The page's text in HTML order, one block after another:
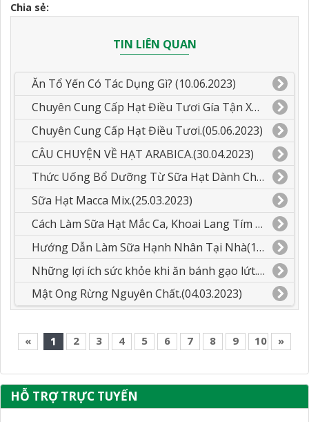
Chia sẻ:
TIN LIÊN QUAN
Ăn Tổ Yến Có Tác Dụng Gì? (10.06.2023)
Chuyên Cung Cấp Hạt Điều Tươi Gía Tận Xưởng.(05.06.2023)
Chuyên Cung Cấp Hạt Điều Tươi.(05.06.2023)
CÂU CHUYỆN VỀ HẠT ARABICA.(30.04.2023)
Thức Uống Bổ Dưỡng Từ Sữa Hạt Dành Cho Các Bé.(26.03.2023)
Sữa Hạt Macca Mix.(25.03.2023)
Cách Làm Sữa Hạt Mắc Ca, Khoai Lang Tím Mix Dừa.(23.03.2023)
Hướng Dẫn Làm Sữa Hạnh Nhân Tại Nhà(14.03.2023)
Những lợi ích sức khỏe khi ăn bánh gạo lứt.(12.03.2023)
Mật Ong Rừng Nguyên Chất.(04.03.2023)
« 1 2 3 4 5 6 7 8 9 10 »
HỖ TRỢ TRỰC TUYẾN